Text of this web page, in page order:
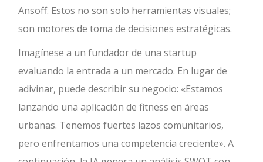
Ansoff. Estos no son solo herramientas visuales;
son motores de toma de decisiones estratégicas.
Imagínese a un fundador de una startup
evaluando la entrada a un mercado. En lugar de
adivinar, puede describir su negocio: «Estamos
lanzando una aplicación de fitness en áreas
urbanas. Tenemos fuertes lazos comunitarios,
pero enfrentamos una competencia creciente». A